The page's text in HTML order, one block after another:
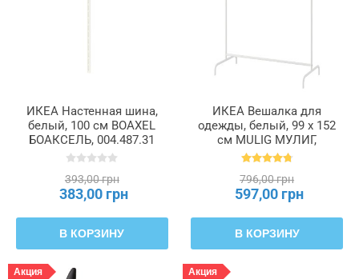
ИКЕА Настенная шина,
белый, 100 см BOAXEL
БОАКСЕЛЬ, 004.487.31
393,00 грн
383,00 грн
В КОРЗИНУ
ИКЕА Вешалка для
одежды, белый, 99 x 152
см MULIG МУЛИГ,
601.794.34
796,00 грн
597,00 грн
В КОРЗИНУ
Акция
Акция